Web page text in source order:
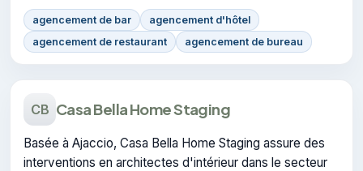
agencement de bar
agencement d'hôtel
agencement de restaurant
agencement de bureau
CB Casa Bella Home Staging
Basée à Ajaccio, Casa Bella Home Staging assure des
interventions en architectes d'intérieur dans le secteur